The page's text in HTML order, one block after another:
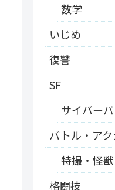
数学
いじめ
復讐
SF
サイバー
バトル・ア
特撮・怪
格闘技